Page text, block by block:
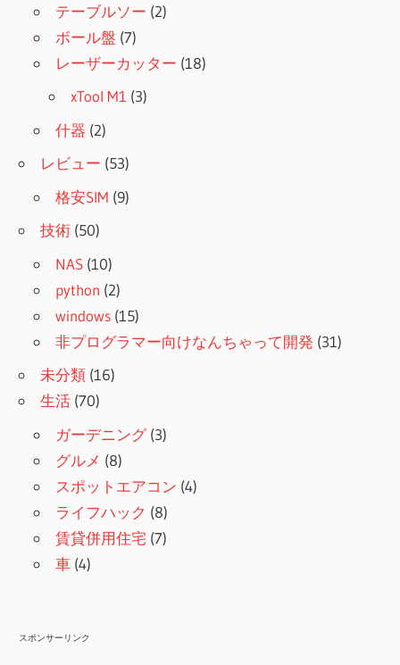
テーブルソー (2)
ボール盤 (7)
レーザーカッター (18)
xTool M1 (3)
什器 (2)
レビュー (53)
格安SIM (9)
技術 (50)
NAS (10)
python (2)
windows (15)
非プログラマー向けなんちゃって開発 (31)
未分類 (16)
生活 (70)
ガーデニング(3)
グルメ (8)
スポットエアコン (4)
ライフハック (8)
賃貸併用住宅 (7)
車 (4)
スポンサーリンク